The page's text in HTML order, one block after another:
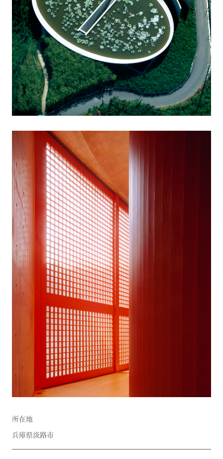
所在地
兵庫県淡路市